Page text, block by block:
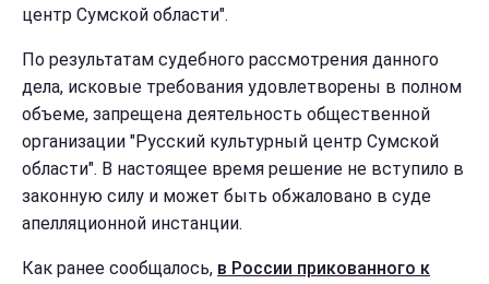
центр Сумской области".
По результатам судебного рассмотрения данного
дела, исковые требования удовлетворены в полном
объеме, запрещена деятельность общественной
организации "Русский культурный центр Сумской
области". В настоящее время решение не вступило в
законную силу и может быть обжаловано в суде
апелляционной инстанции.
Как ранее сообщалось, в России прикованного к